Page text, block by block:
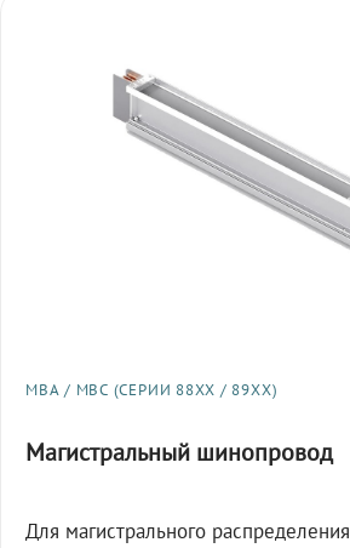
МВА / МВС (СЕРИИ 88XX / 89XX)
Магистральный шинопровод
Для магистрального распределения